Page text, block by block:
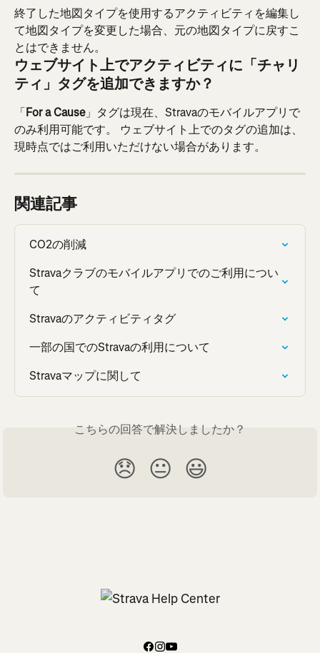
終了した地図タイプを使用するアクティビティを編集し
て地図タイプを変更した場合、元の地図タイプに戻すこ
とはできません。
ウェブサイト上でアクティビティに「チャリ
ティ」タグを追加できますか？
「For a Cause」タグは現在、Stravaのモバイルアプリで
のみ利用可能です。 ウェブサイト上でのタグの追加は、
現時点ではご利用いただけない場合があります。
関連記事
CO2の削減
Stravaクラブのモバイルアプリでのご利用につい
て
Stravaのアクティビティタグ
一部の国でのStravaの利用について
Stravaマップに関して
こちらの回答で解決しましたか？
😞 😐 😃